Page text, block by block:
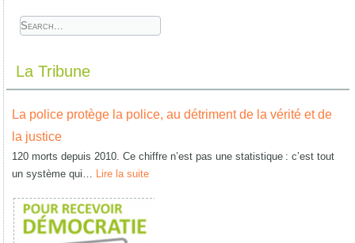
La Tribune
La police protège la police, au détriment de la vérité et de
la justice
120 morts depuis 2010. Ce chiffre n’est pas une statistique : c’est tout
un système qui… Lire la suite